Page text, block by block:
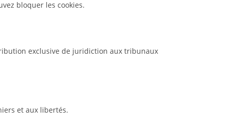
bloquer les cookies.
exclusive de juridiction aux tribunaux
et aux libertés.